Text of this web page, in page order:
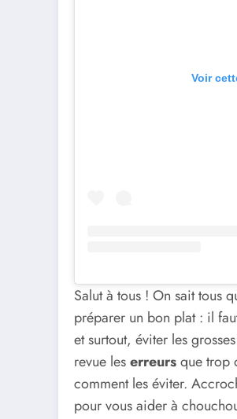
Voir
Salut à tous ! On sait tous
préparer un bon plat : il
et surtout, éviter les
revue leserreursque trop
comment les éviter.
pour vous aider à